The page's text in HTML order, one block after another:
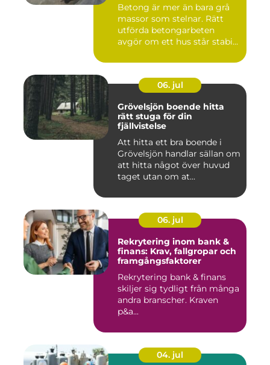
Betong är mer än bara grå
massor som stelnar. Rätt
utförda betongarbeten
avgör om ett hus står stabi...
06. jul
Grövelsjön boende hitta
rätt stuga för din
fjällvistelse
Att hitta ett bra boende i
Grövelsjön handlar sällan om
att hitta något över huvud
taget utan om at...
06. jul
Rekrytering inom bank &
finans: Krav, fallgropar och
framgångsfaktorer
Rekrytering bank & finans
skiljer sig tydligt från många
andra branscher. Kraven
p&a...
04. jul